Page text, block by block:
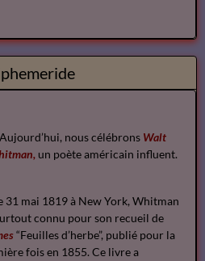
Aujourd’hui, nous célébrons Walt
un poète américain influent.
31 mai 1819 à New York, Whitman
connu pour son recueil de
“Feuilles d’herbe”, publié pour la
fois en 1855. Ce livre a